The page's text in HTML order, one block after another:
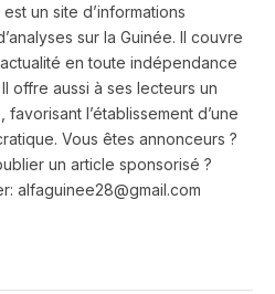
un site d’informations
sur la Guinée. Il couvre
en toute indépendance
offre aussi à ses lecteurs un
favorisant l’établissement d’une
Vous êtes annonceurs ?
un article sponsorisé ?
alfaguinee28@gmail.com